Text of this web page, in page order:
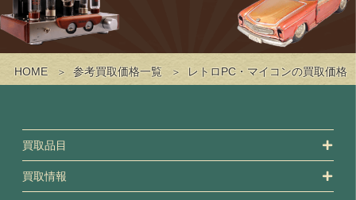
HOME 参考買取価格一覧 レトロPC・マイコンの買取価格
買取品目
買取情報